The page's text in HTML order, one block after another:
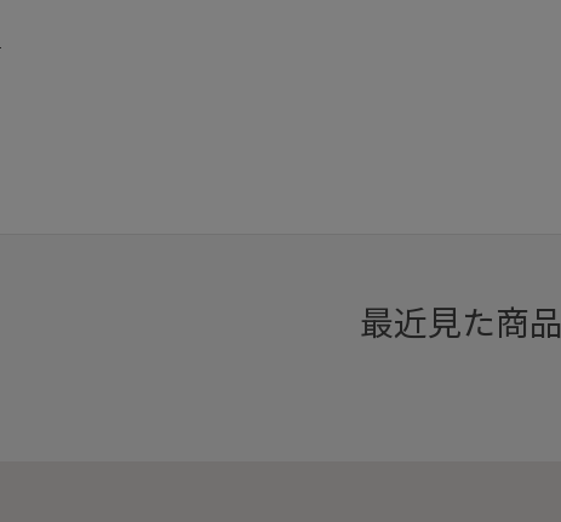
最近見た商品